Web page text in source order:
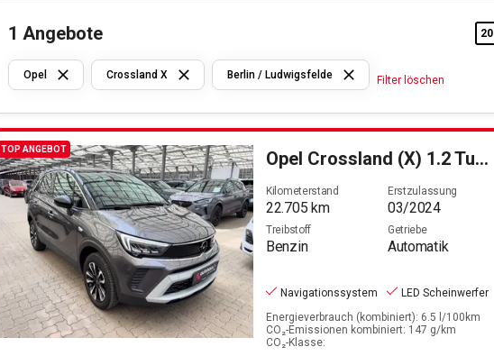
1 Angebote
Opel
Berlin /
20
Opel Crossland X Berlin / Ludwigsfelde Filter löschen
TOP ANGEBOT Opel Crossland (X) 1.2 Turbo Elegance (EURO 6e)
Kilometerstand
22.705 km
Erstzulassung
03/2024
Treibstoff
Benzin
Getriebe
Automatik
Navigationssystem
LED Scheinwerfer
Energieverbrauch (kombiniert): 6.5 l/100km
CO₂-Emissionen kombiniert: 147 g/km
CO₂-Klasse: